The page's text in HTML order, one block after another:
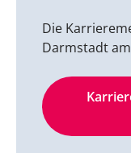
Die
Darmstadt